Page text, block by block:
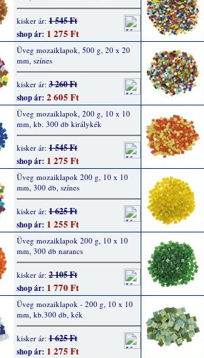
kisker ár: 1 545 Ft
shop ár: 1 275 Ft
Üveg mozaiklapok, 500 g, 20 x 20
mm, színes
kisker ár: 3 260 Ft
shop ár: 2 605 Ft
Üveg mozaiklapok, 200 g, 10 x 10
mm, kb. 300 db királykék
kisker ár: 1 545 Ft
shop ár: 1 275 Ft
Üveg mozaiklapok 200 g, 10 x 10
mm, 300 db, színes
kisker ár: 1 625 Ft
shop ár: 1 255 Ft
Üveg mozaiklapok 200 g, 10 x 10
mm, 300 db narancs
kisker ár: 2 105 Ft
shop ár: 1 770 Ft
Üveg mozaiklapok - 200 g, 10 x 10
mm, kb.300 db, kék
kisker ár: 1 625 Ft
shop ár: 1 275 Ft